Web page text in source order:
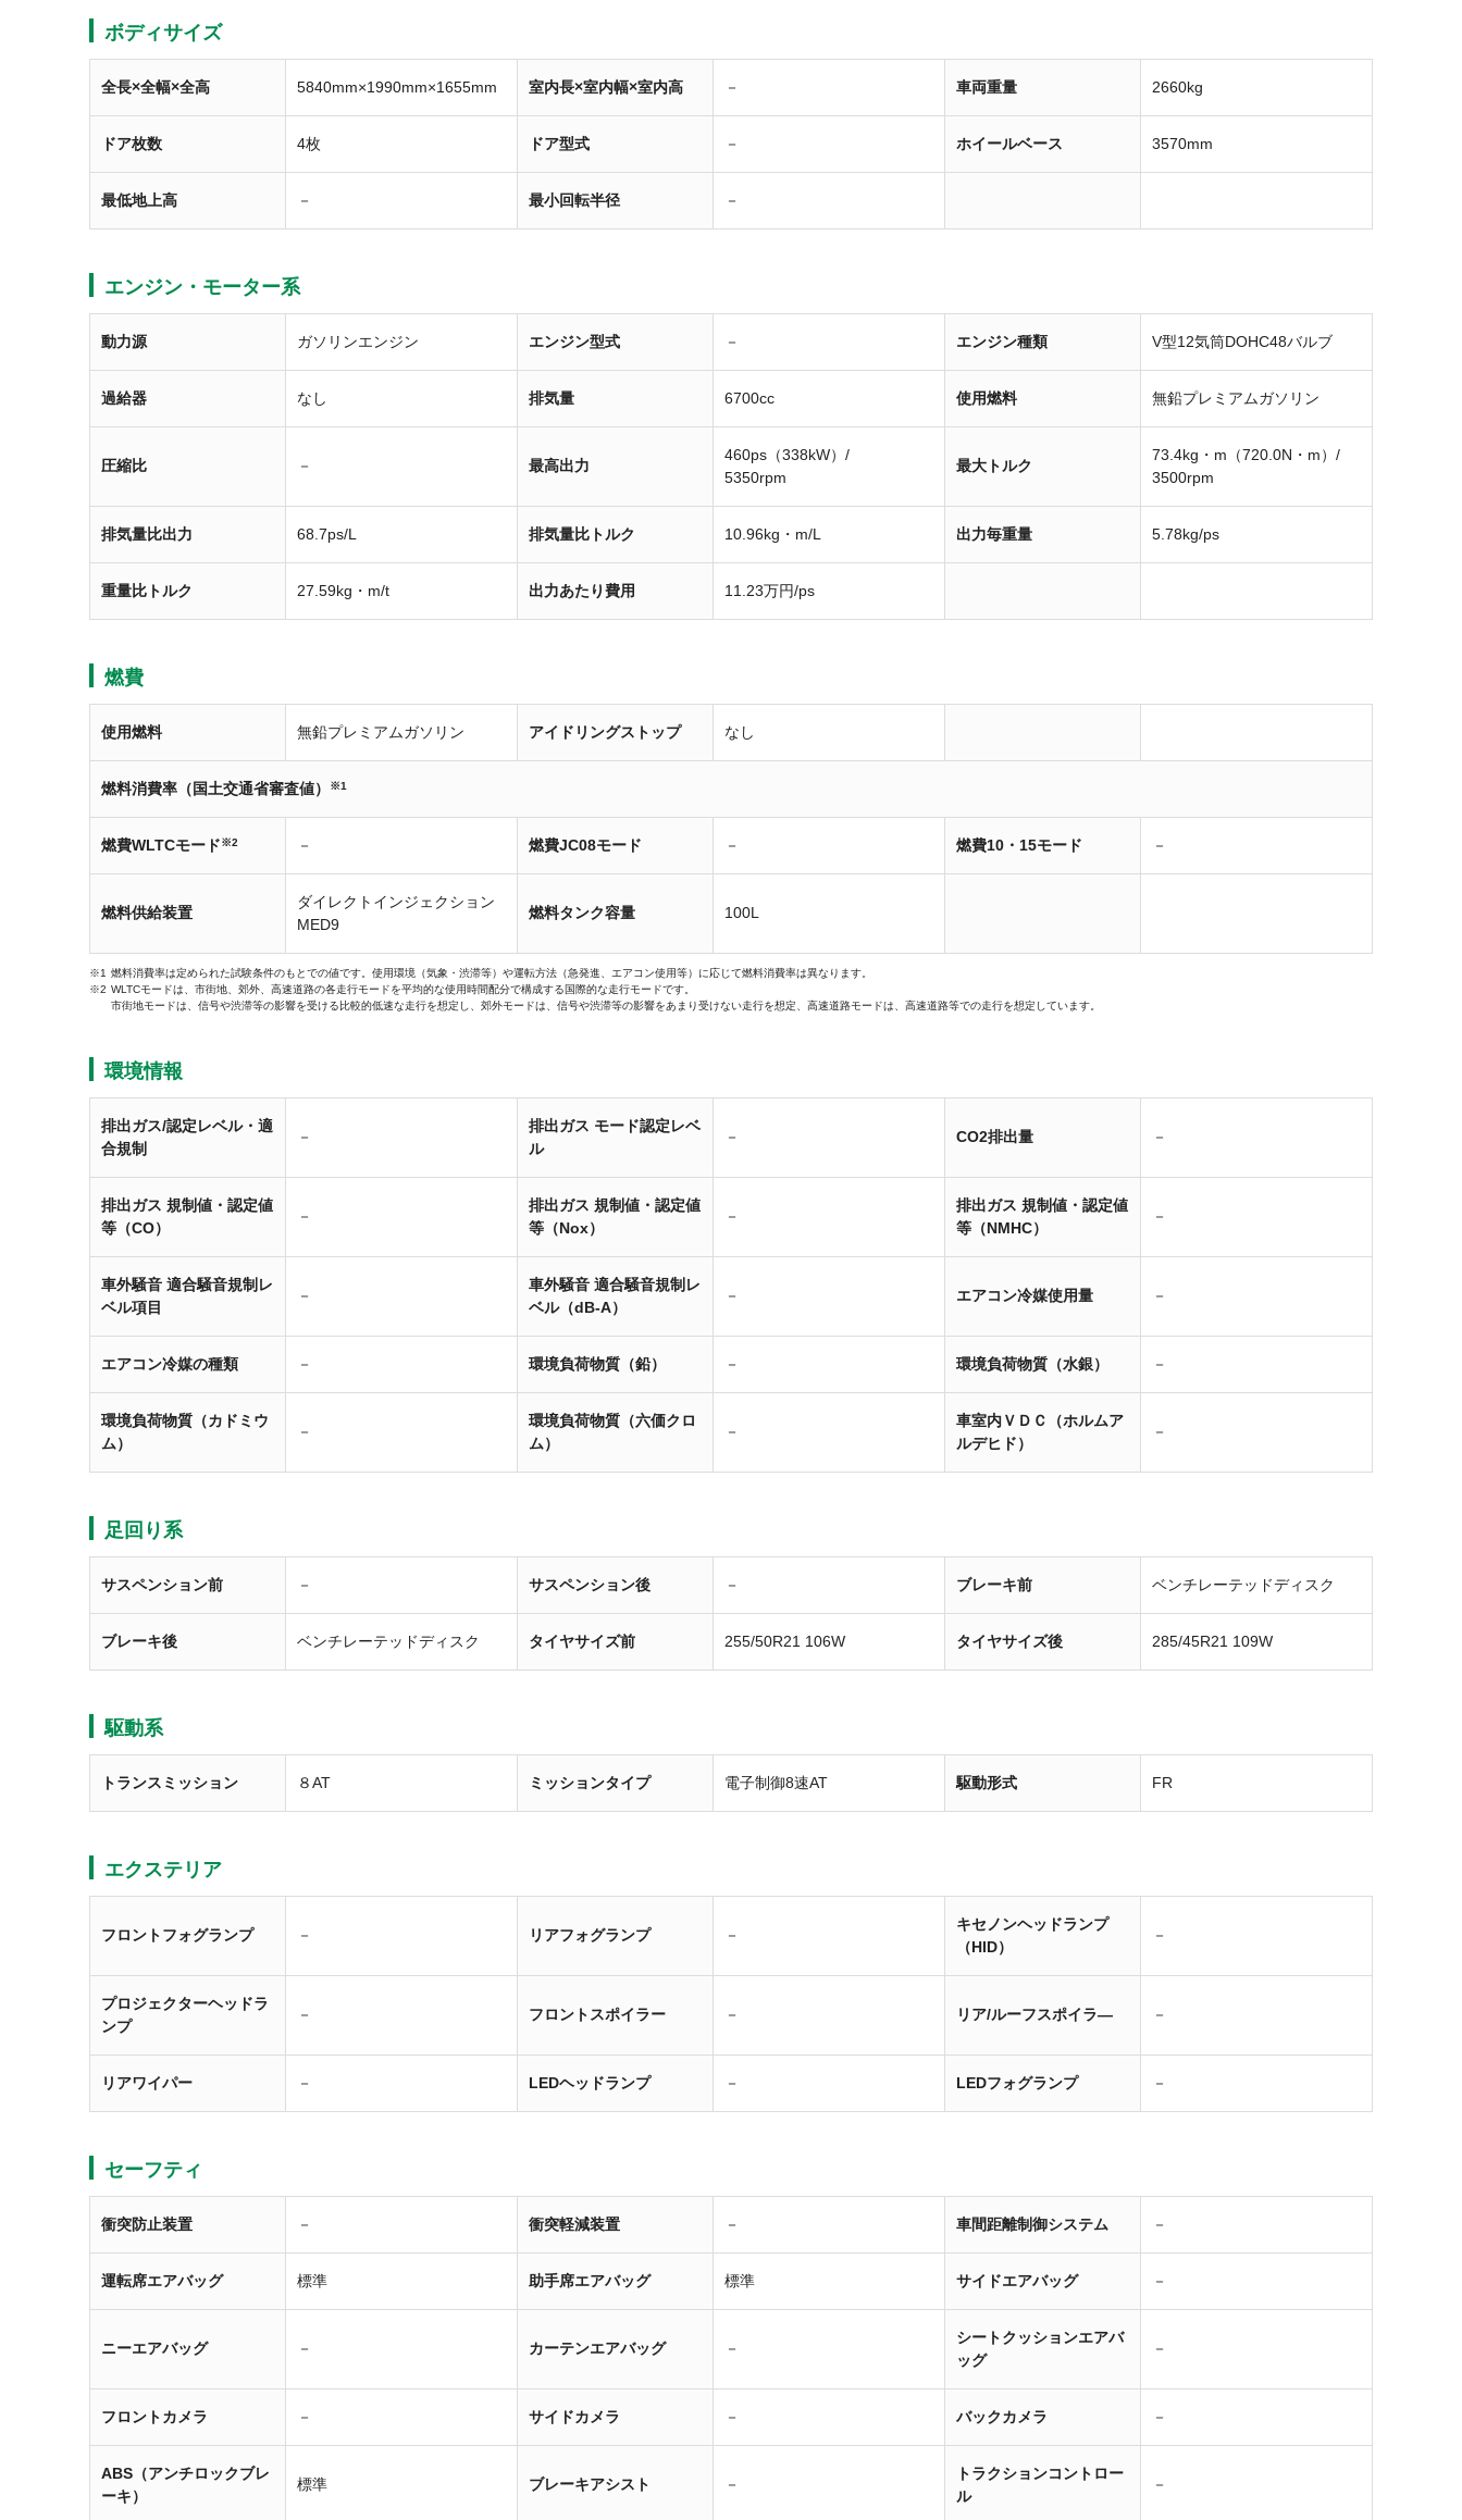
ボディサイズ
全長×全幅×全高 5840mm×1990mm×1655mm 室内長×室内幅×室内高 － 車両重量 2660kg
ドア枚数 4枚 ドア型式 － ホイールベース 3570mm
最低地上高 － 最小回転半径 －
エンジン・モーター系
動力源 ガソリンエンジン エンジン型式 － エンジン種類 V型12気筒DOHC48バルブ
過給器 なし 排気量 6700cc 使用燃料 無鉛プレミアムガソリン
圧縮比 － 最高出力
460ps（338kW）/
5350rpm
最大トルク
73.4kg・m（720.0N・m）/
3500rpm
排気量比出力 68.7ps/L 排気量比トルク 10.96kg・m/L 出力毎重量 5.78kg/ps
重量比トルク 27.59kg・m/t 出力あたり費用 11.23万円/ps
燃費
使用燃料 無鉛プレミアムガソリン アイドリングストップ なし
燃料消費率（国土交通省審査値） ※1
燃費WLTCモード※2 － 燃費JC08モード － 燃費10・15モード －
燃料供給装置
ダイレクトインジェクション
MED9
燃料タンク容量 100L
燃料消費率は定められた試験条件のもとでの値です。使用環境（気象・渋滞等）や運転方法（急発進、エアコン使用等）に応じて燃料消費率は異なります。
WLTCモードは、市街地、郊外、高速道路の各走行モードを平均的な使用時間配分で構成する国際的な走行モードです。
市街地モードは、信号や渋滞等の影響を受ける比較的低速な走行を想定し、郊外モードは、信号や渋滞等の影響をあまり受けない走行を想定、高速道路モードは、高速道路等での走行を想定しています。
環境情報
排出ガス/認定レベル・適
合規制
－
排出ガス モード認定レベ
ル
－ CO2排出量 －
排出ガス 規制値・認定値
等（CO）
－
排出ガス 規制値・認定値
等（Nox）
－
排出ガス 規制値・認定値
等（NMHC）
－
車外騒音 適合騒音規制レ
ベル項目
－
車外騒音 適合騒音規制レ
ベル（dB-A）
－ エアコン冷媒使用量 －
エアコン冷媒の種類 － 環境負荷物質（鉛） － 環境負荷物質（水銀） －
環境負荷物質（カドミウ
ム）
－
環境負荷物質（六価クロ
ム）
－
車室内ＶＤＣ（ホルムア
ルデヒド）
－
足回り系
サスペンション前 － サスペンション後 － ブレーキ前 ベンチレーテッドディスク
ブレーキ後 ベンチレーテッドディスク タイヤサイズ前 255/50R21 106W タイヤサイズ後 285/45R21 109W
駆動系
トランスミッション ８AT ミッションタイプ 電子制御8速AT 駆動形式 FR
エクステリア
フロントフォグランプ － リアフォグランプ －
キセノンヘッドランプ
（HID）
－
プロジェクターヘッドラ
ンプ
－ フロントスポイラー － リア/ルーフスポイラ― －
リアワイパー － LEDヘッドランプ － LEDフォグランプ －
セーフティ
衝突防止装置 － 衝突軽減装置 － 車間距離制御システム －
運転席エアバッグ 標準 助手席エアバッグ 標準 サイドエアバッグ －
ニーエアバッグ － カーテンエアバッグ －
シートクッションエアバ
ッグ
－
フロントカメラ － サイドカメラ － バックカメラ －
ABS（アンチロックブレ
ーキ）
標準 ブレーキアシスト －
トラクションコントロー
ル
－